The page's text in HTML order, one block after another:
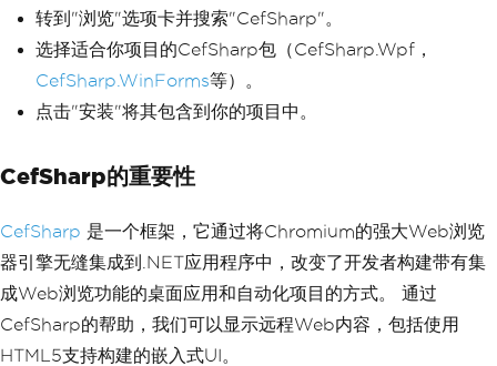
转到"浏览"选项卡并搜索"CefSharp"。
选择适合你项目的CefSharp包（CefSharp.Wpf，
CefSharp.WinForms等）。
点击"安装"将其包含到你的项目中。
CefSharp的重要性
CefSharp 是一个框架，它通过将Chromium的强大Web浏览
器引擎无缝集成到.NET应用程序中，改变了开发者构建带有集
成Web浏览功能的桌面应用和自动化项目的方式。 通过
CefSharp的帮助，我们可以显示远程Web内容，包括使用
HTML5支持构建的嵌入式UI。